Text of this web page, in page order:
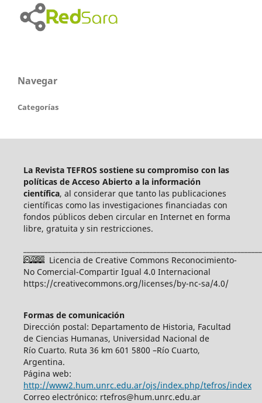
Navegar
Categorías
La Revista TEFROS sostiene su compromiso con las
políticas de Acceso Abierto a la información
científica, al considerar que tanto las publicaciones
científicas como las investigaciones financiadas con
fondos públicos deben circular en Internet en forma
libre, gratuita y sin restricciones.
Licencia de Creative Commons Reconocimiento-
No Comercial-Compartir Igual 4.0 Internacional
https://creativecommons.org/licenses/by-nc-sa/4.0/
Formas de comunicación
Dirección postal: Departamento de Historia, Facultad
de Ciencias Humanas, Universidad Nacional de
Río Cuarto. Ruta 36 km 601 5800 –Río Cuarto,
Argentina.
Página web:
http://www2.hum.unrc.edu.ar/ojs/index.php/tefros/index
Correo electrónico: rtefros@hum.unrc.edu.ar